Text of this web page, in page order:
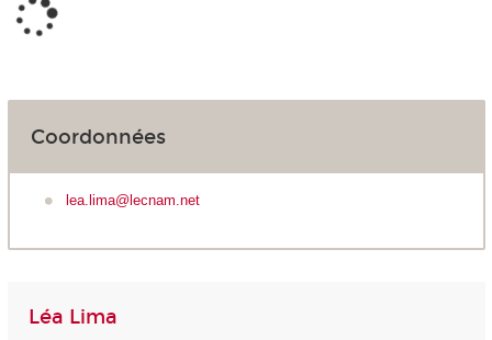
Coordonnées
lea.lima@lecnam.net
Léa Lima